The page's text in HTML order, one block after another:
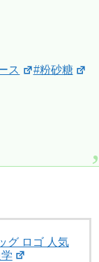
ス
#粉砂糖
グ ロゴ 人気